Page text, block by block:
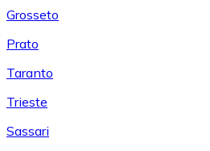
Grosseto
Prato
Taranto
Trieste
Sassari